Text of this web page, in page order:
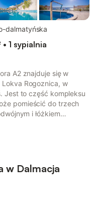
więcej...
dalmatyńska
1 sypialnia
A2 znajduje się w
Rogoznica, w
Jest to część kompleksu
pomieścić do trzech
i łóżkiem
(lodówka,
na posiłek lub
w Dalmacja